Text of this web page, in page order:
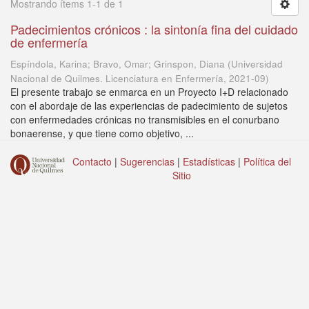
Mostrando ítems 1-1 de 1
Padecimientos crónicos : la sintonía fina del cuidado
de enfermería
Espíndola, Karina; Bravo, Omar; Grinspon, Diana (Universidad
Nacional de Quilmes. Licenciatura en Enfermería, 2021-09)
El presente trabajo se enmarca en un Proyecto I+D relacionado
con el abordaje de las experiencias de padecimiento de sujetos
con enfermedades crónicas no transmisibles en el conurbano
bonaerense, y que tiene como objetivo, ...
Contacto | Sugerencias | Estadísticas | Política del
Sitio